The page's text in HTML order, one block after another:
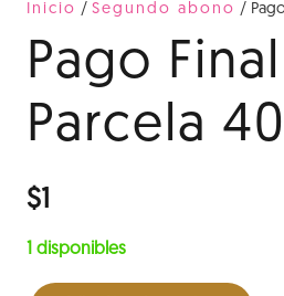
Inicio / Segundo abono /
Pago
Parcela
$1
1 disponibles